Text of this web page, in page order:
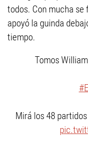
todos. Con mucha
apoyó la guinda
tiempo.
Tomos
Mirá los 48